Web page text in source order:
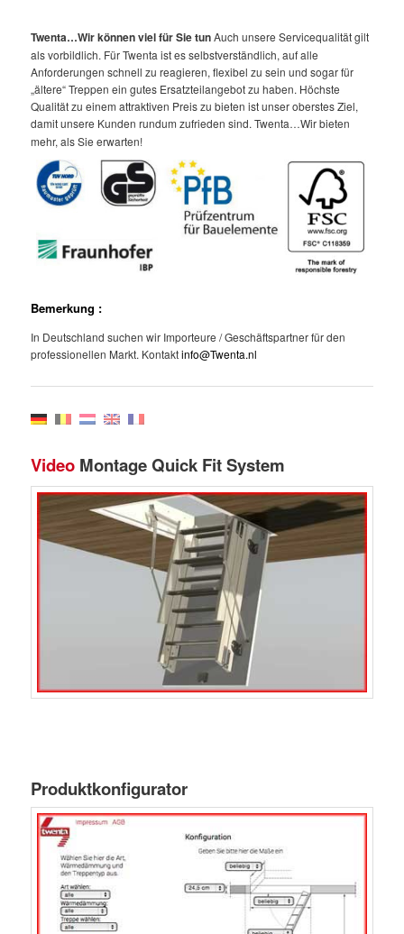
Twenta…Wir können viel für Sie tunAuch unsere Servicequalität gilt
als vorbildlich. Für Twenta ist es selbstverständlich, auf alle
Anforderungen schnell zu reagieren, flexibel zu sein und sogar für
„ältere“ Treppen ein gutes Ersatzteilangebot zu haben. Höchste
Qualität zu einem attraktiven Preis zu bieten ist unser oberstes Ziel,
damit unsere Kunden rundum zufrieden sind.Twenta…Wir bieten
mehr, als Sie erwarten!
grand national date
Bemerkung :
free spins slots
In Deutschland suchen wir Importeure / Geschäftspartner für den
professionellen Markt. Kontaktinfo@Twenta.nl
Video Montage Quick Fit System
Produktkonfigurator